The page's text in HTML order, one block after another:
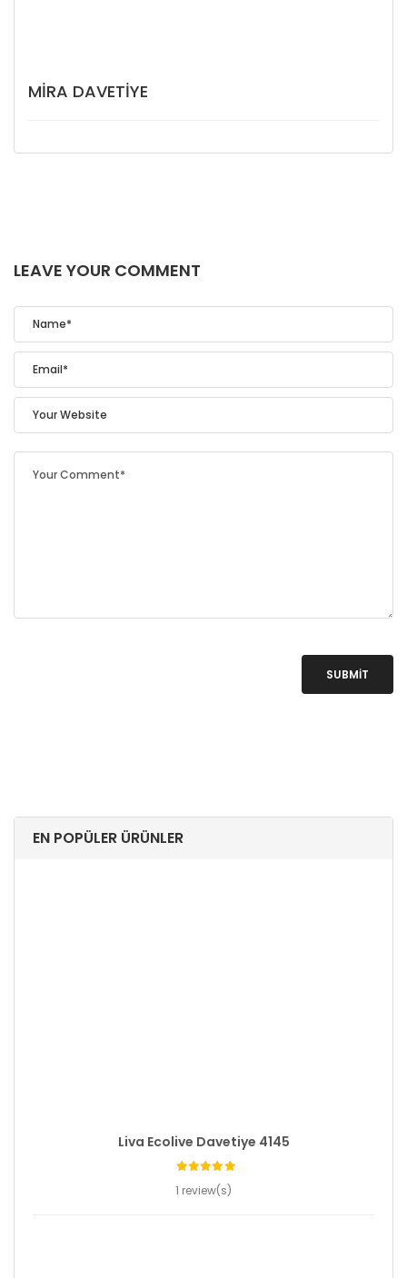
MIRA DAVETIYE
LEAVE YOUR COMMENT
SUBMIT
EN POPÜLER ÜRÜNLER
Liva Ecolive Davetiye 4145
1 review(s)